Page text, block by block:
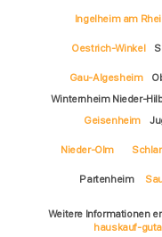
Ingelheim am
Oestrich-Winkel
Gau-Algesheim
Winternheim Nieder-
Geisenheim
Nieder-Olm
Partenheim
Weitere Informationen
hauskauf-